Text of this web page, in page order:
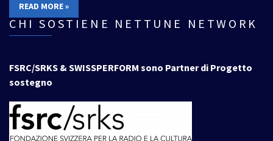
READ MORE »
CHI SOSTIENE NETTUNE NETWORK
FSRC/SRKS & SWISSPERFORM sono Partner di Progetto
sostegno